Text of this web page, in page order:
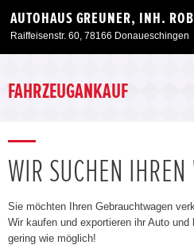
AUTOHAUS GREUNER, INH.
Raiffeisenstr. 60, 78166 Donaueschingen
Angebote
Service & Zubehör
FAHRZEUGANKAUF
WIR SUCHEN
Sie möchten Ihren Gebrauchtwagen
Wir kaufen und exportieren ihr Auto
gering wie möglich!